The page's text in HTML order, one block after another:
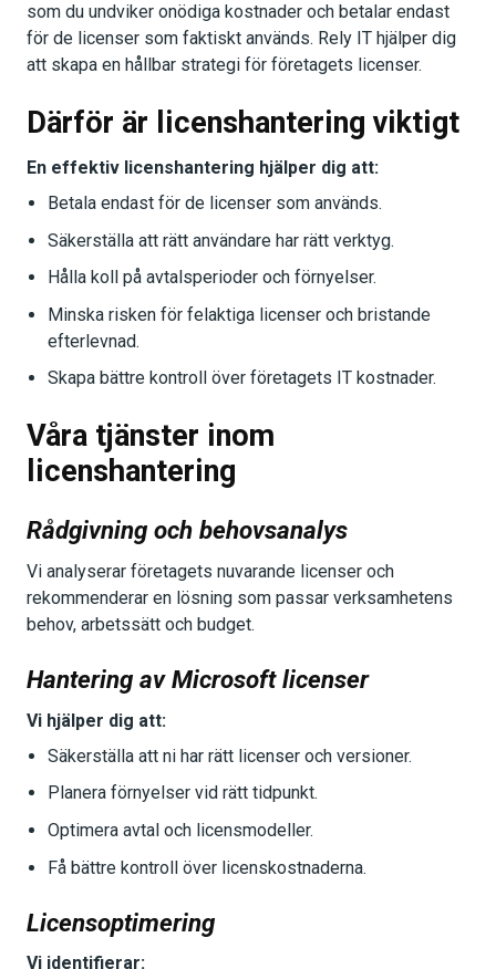
som du undviker onödiga kostnader och betalar endast
för de licenser som faktiskt används. Rely IT hjälper dig
att skapa en hållbar strategi för företagets licenser.
Därför är licenshantering viktigt
En effektiv licenshantering hjälper dig att:
Betala endast för de licenser som används.
Säkerställa att rätt användare har rätt verktyg.
Hålla koll på avtalsperioder och förnyelser.
Minska risken för felaktiga licenser och bristande
efterlevnad.
Skapa bättre kontroll över företagets IT kostnader.
Våra tjänster inom
licenshantering
Rådgivning och behovsanalys
Vi analyserar företagets nuvarande licenser och
rekommenderar en lösning som passar verksamhetens
behov, arbetssätt och budget.
Hantering av Microsoft licenser
Vi hjälper dig att:
Säkerställa att ni har rätt licenser och versioner.
Planera förnyelser vid rätt tidpunkt.
Optimera avtal och licensmodeller.
Få bättre kontroll över licenskostnaderna.
Licensoptimering
Vi identifierar: